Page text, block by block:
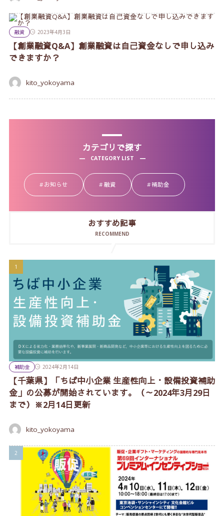
融資 2023年4月3日
【創業融資Q&A】創業融資は自己資金なしで申し込み
できますか？
kito_yokoyama
カテゴリで探す
CATEGORY LIST
お知らせ 融資 補助金
おすすめ記事
RECOMMEND
補助金 2024年2月14日
【千葉県】「ちば中小企業 生産性向上・設備投資補助
金」の公募が開始されています。（～2024年3月29日
まで）※2月14日更新
kito_yokoyama